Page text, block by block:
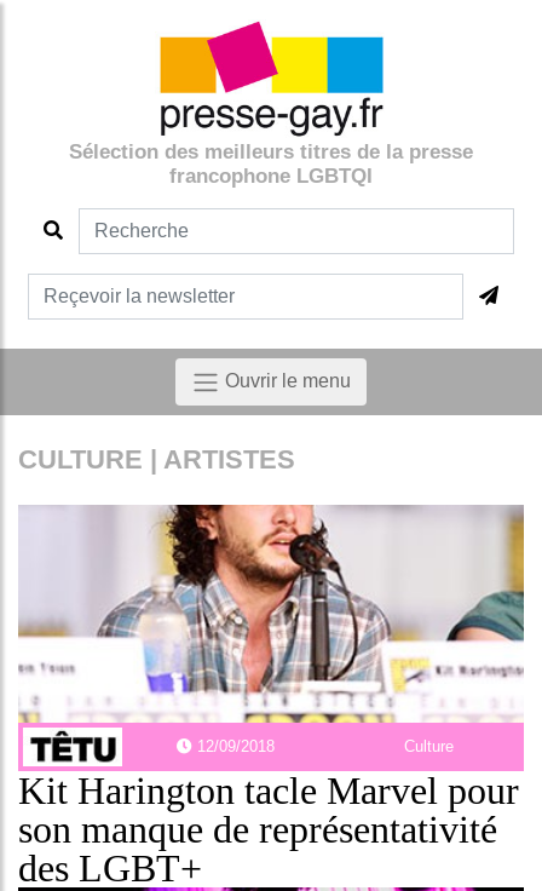
Sélection des meilleurs titres de la presse
francophone LGBTQI
Ouvrir le menu
CULTURE | ARTISTES
12/09/2018 Culture
Kit Harington tacle Marvel pour
son manque de représentativité
des LGBT+